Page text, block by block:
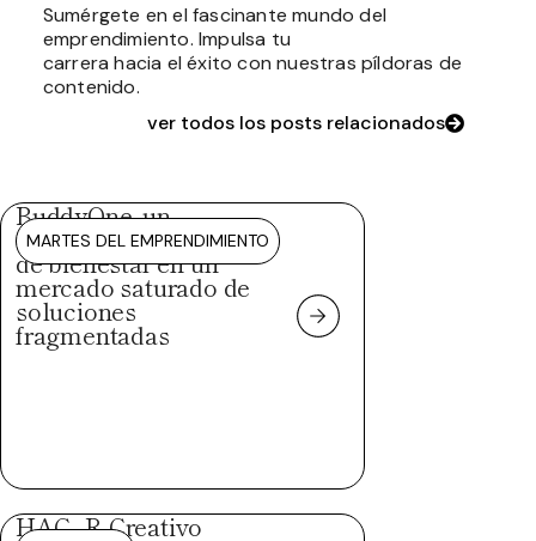
Sumérgete en el fascinante mundo del
emprendimiento. Impulsa tu
carrera hacia el éxito con nuestras píldoras de
contenido.
ver todos los posts relacionados
MARTES DEL EMPRENDIMIENTO
BuddyOne, un
ecosistema integral
de bienestar en un
mercado saturado de
soluciones
fragmentadas
HAC_R Creativo